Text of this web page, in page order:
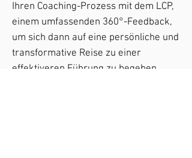
Ihren Coaching-Prozess mit dem LCP,
einem umfassenden 360°-Feedback,
um sich dann auf eine persönliche und
transformative Reise zu einer
effektiveren Führung zu begeben.